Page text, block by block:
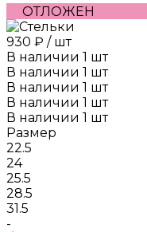
ОТЛОЖЕН
930 ₽ / шт
В наличии 1 шт
В наличии 1 шт
В наличии 1 шт
В наличии 1 шт
В наличии 1 шт
Размер
22.5
24
25.5
28.5
31.5
-